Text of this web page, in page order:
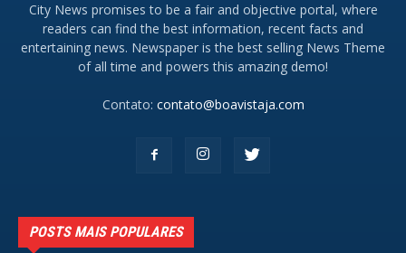
City News promises to be a fair and objective portal, where
readers can find the best information, recent facts and
entertaining news. Newspaper is the best selling News Theme
of all time and powers this amazing demo!
Contato: contato@boavistaja.com
POSTS MAIS POPULARES